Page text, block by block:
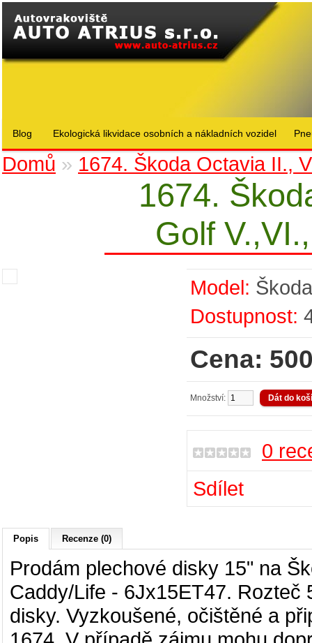
Blog Ekologická likvidace osobních a nákladních vozidel
Domů » 1674. Škoda Octavia II.,
1674.
Golf
Model: Škoda
Dostupnost:
Cena:
Množství:
0
Sdílet
Popis Recenze (0)
Prodám plechové disky 15" na
Caddy/Life - 6Jx15ET47. Rozteč
disky. Vyzkoušené, očištěné a